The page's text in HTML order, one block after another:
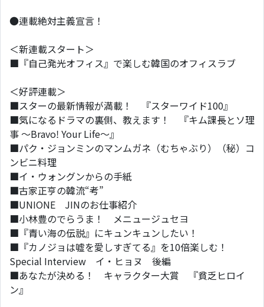
●連載絶対主義宣言！
＜新連載スタート＞
■『自己発光オフィス』で楽しむ韓国のオフィスラブ
＜好評連載＞
■スターの最新情報が満載！ 『スターワイド100』
■気になるドラマの裏側、教えます！ 『キム課長とソ理
事 ～Bravo! Your Life～』
■パク・ジョンミンのマンムガネ（むちゃぶり）（秘）コ
ンビニ料理
■イ・ウォングンからの手紙
■古家正亨の韓流“考”
■UNIONE JINのお仕事紹介
■小林豊のでらうま！ メニュージュセヨ
■『青い海の伝説』にキュンキュンしたい！
■『カノジョは嘘を愛しすぎてる』を10倍楽しむ！
Special Interview イ・ヒョヌ 後編
■あなたが決める！ キャラクター大賞 『貧乏ヒロイ
ン』